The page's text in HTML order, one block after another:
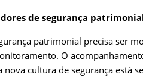
de segurança
patrimonial precisa ser
O
nova cultura de segurança está